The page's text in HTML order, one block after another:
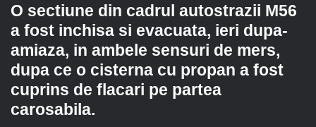
O sectiune din cadrul autostrazii M56
a fost inchisa si evacuata, ieri dupa-
amiaza, in ambele sensuri de mers,
dupa ce o cisterna cu propan a fost
cuprins de flacari pe partea
carosabila.